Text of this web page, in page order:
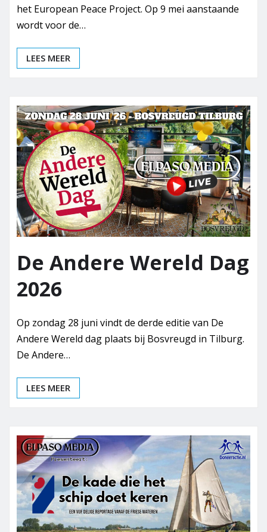
het European Peace Project. Op 9 mei aanstaande
wordt voor de…
LEES MEER
De Andere Wereld Dag
2026
Op zondag 28 juni vindt de derde editie van De
Andere Wereld dag plaats bij Bosvreugd in Tilburg.
De Andere…
LEES MEER